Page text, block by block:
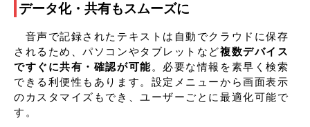
データ化・共有もスムーズに
音声で記録されたテキストは自動でクラウドに保存
されるため、パソコンやタブレットなど複数デバイス
ですぐに共有・確認が可能。必要な情報を素早く検索
できる利便性もあります。設定メニューから画面表示
のカスタマイズもでき、ユーザーごとに最適化可能で
す。